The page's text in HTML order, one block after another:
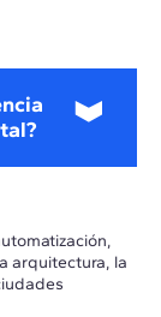
arquitectura, la